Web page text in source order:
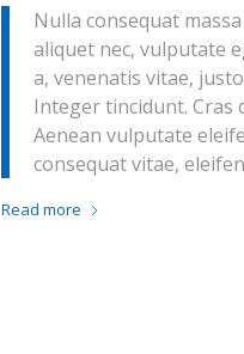
Nulla consequat
aliquet nec, vulputate
a, venenatis vitae,
Integer tincidunt. Cras
Aenean vulputate
consequat vitae,
Read more